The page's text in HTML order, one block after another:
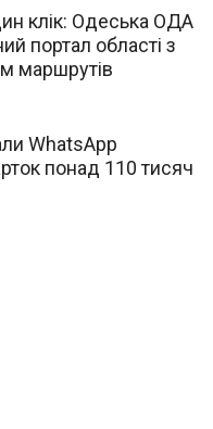
клік: Одеська ОДА
портал області з
маршрутів
WhatsApp
понад 110 тисяч